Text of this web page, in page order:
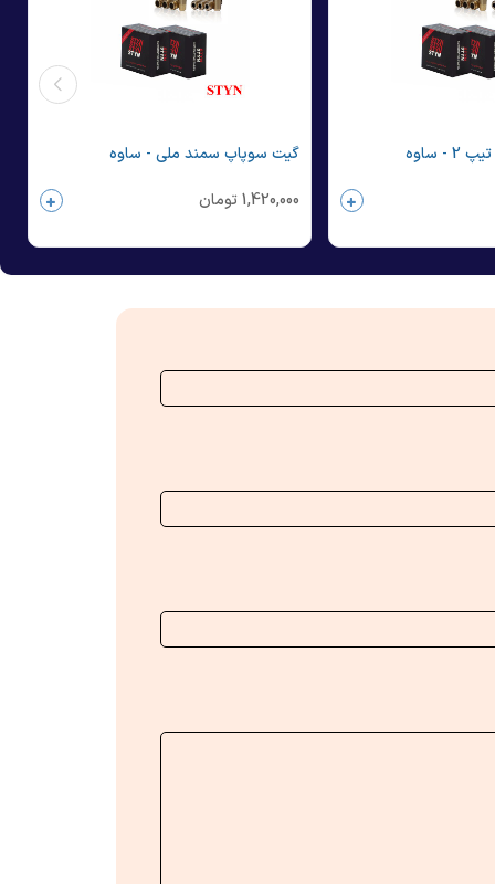
گیت سوپاپ سمند ملی - ساوه
1,420,000 تومان